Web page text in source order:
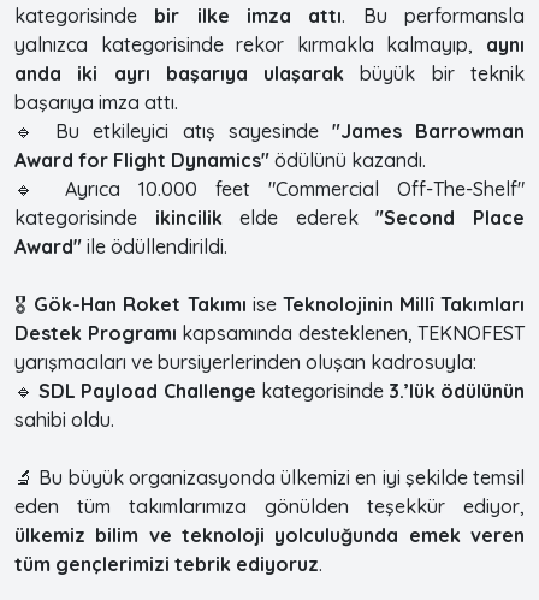
kategorisinde bir ilke imza attı. Bu performansla
yalnızca kategorisinde rekor kırmakla kalmayıp, aynı
anda iki ayrı başarıya ulaşarak büyük bir teknik
başarıya imza attı.
🔹 Bu etkileyici atış sayesinde "James Barrowman
Award for Flight Dynamics" ödülünü kazandı.
🔹 Ayrıca 10.000 feet "Commercial Off-The-Shelf"
kategorisinde ikincilikelde ederek"Second Place
Award" ile ödüllendirildi.
🎖 Gök-Han Roket Takımı ise Teknolojinin Millî Takımları
Destek Programı kapsamında desteklenen, TEKNOFEST
yarışmacıları ve bursiyerlerinden oluşan kadrosuyla:
🔹SDL Payload Challenge kategorisinde 3.’lük ödülünün
sahibi oldu.
🔬 Bu büyük organizasyonda ülkemizi en iyi şekilde temsil
eden tüm takımlarımıza gönülden teşekkür ediyor,
ülkemiz bilim ve teknoloji yolculuğunda emek veren
tüm gençlerimizi tebrik ediyoruz.